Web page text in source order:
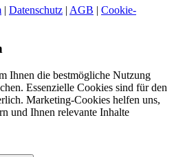
| Datenschutz | AGB | Cookie-
Ihnen die bestmögliche Nutzung
Essenzielle Cookies sind für den
Marketing-Cookies helfen uns,
und Ihnen relevante Inhalte